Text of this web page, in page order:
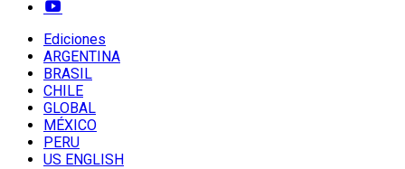
Ediciones
ARGENTINA
BRASIL
CHILE
GLOBAL
MÉXICO
PERU
US ENGLISH